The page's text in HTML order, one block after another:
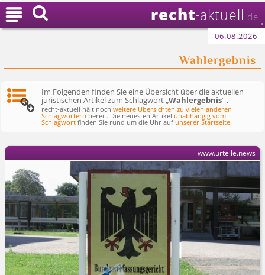
recht-aktuell .de
06.08.2026
Wahlergebnis

Im Folgenden finden Sie eine Übersicht über die aktuellen
juristischen Artikel zum Schlagwort „Wahlergebnis“ .
recht-aktuell hält nochweitere Übersichten zu vielen anderen
Schlagwörtern bereit. Die neuesten Artikelunabhängig vom
Schlagwort finden Sie rund um die Uhr aufunserer Startseite.
www.urteile.news